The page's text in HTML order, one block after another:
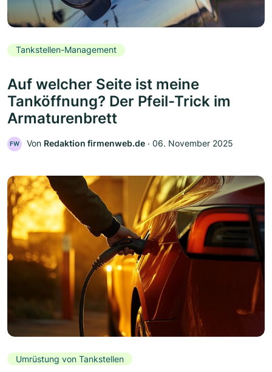
Tankstellen-Management
Auf welcher Seite ist meine
Tanköffnung? Der Pfeil-Trick im
Armaturenbrett
FW Von Redaktion firmenweb.de ‧ 06. November 2025
Umrüstung von Tankstellen